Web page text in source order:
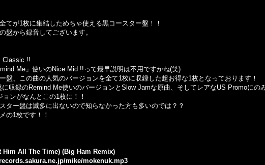
てが1枚に集結しためちゃ使える黒コースター盤！！
盤から録音してございます。
Classic !!
Me」使いのNice Mid !!って最早説明は不用ですかね(笑)
盤、この曲の人気のバージョンを全て1枚に収録した超お得な1枚となっております！
収録のRemind Me使いのバージョンとSlow Jamな原曲、そしてレアなUS Promoにの
ンがなんとこの1枚に！！
ター盤は滅多に出ないので知らなかった方も多いのでは？？
の1枚です！！
Him All The Time) (Big Ham Remix)
mike/mokenuk.mp3